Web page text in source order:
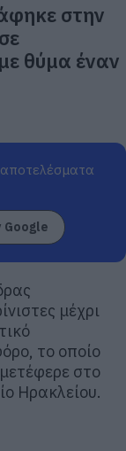
στην
θύμα έναν
Google
μέχρι
το οποίο
στο
Ηρακλείου.